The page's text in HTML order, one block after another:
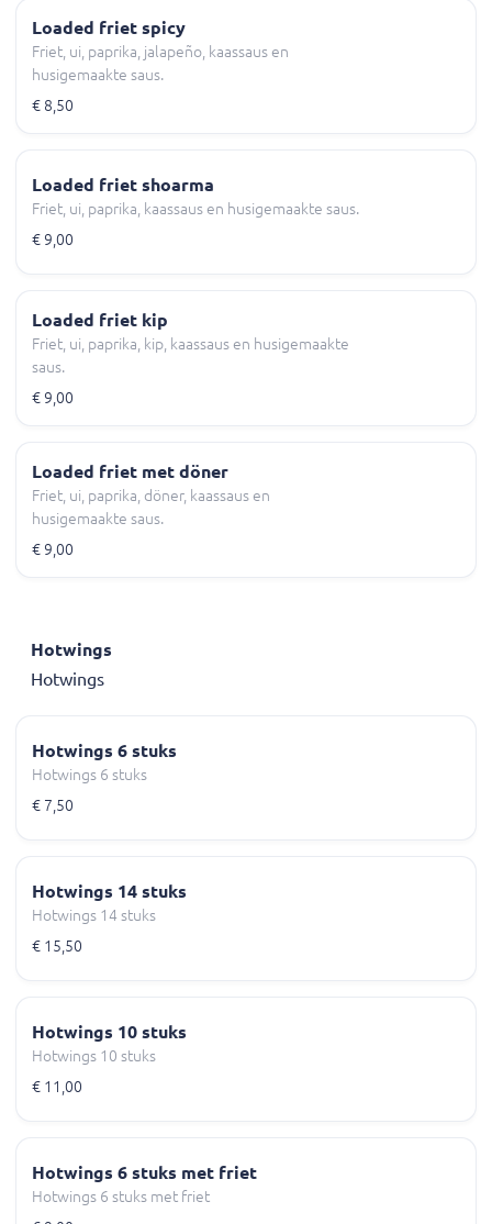
Loaded friet spicy
Friet, ui, paprika, jalapeño, kaassaus en
husigemaakte saus.
€ 8,50
Loaded friet shoarma
Friet, ui, paprika, kaassaus en husigemaakte saus.
€ 9,00
Loaded friet kip
Friet, ui, paprika, kip, kaassaus en husigemaakte
saus.
€ 9,00
Loaded friet met döner
Friet, ui, paprika, döner, kaassaus en
husigemaakte saus.
€ 9,00
Hotwings
Hotwings
Hotwings 6 stuks
Hotwings 6 stuks
€ 7,50
Hotwings 14 stuks
Hotwings 14 stuks
€ 15,50
Hotwings 10 stuks
Hotwings 10 stuks
€ 11,00
Hotwings 6 stuks met friet
Hotwings 6 stuks met friet